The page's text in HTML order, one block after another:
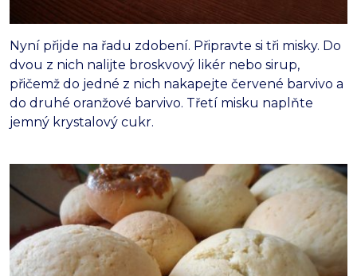
Nyní přijde na řadu zdobení. Připravte si tři misky. Do
dvou z nich nalijte broskvový likér nebo sirup,
přičemž do jedné z nich nakapejte červené barvivo a
do druhé oranžové barvivo. Třetí misku naplňte
jemný krystalový cukr.